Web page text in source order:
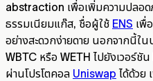
abstraction เพื่อเพิ่มความปลอด
ธรรมเนียมแก๊ส, ชื่อผู้ใช้ ENS เพื่
อย่างสะดวกง่ายดาย นอกจากนี้ใ
WBTC หรือ WETH ไปยังเวอร์
ผ่านโปรโตคอล Uniswap ได้ด้วย